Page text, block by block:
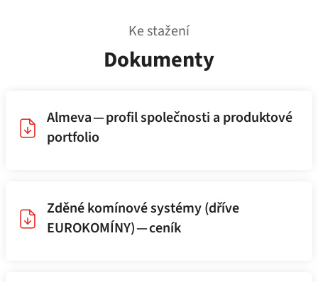
Ke stažení
Dokumenty
Almeva — profil společnosti a produktové
portfolio
Zděné komínové systémy (dříve
EUROKOMÍNY) — ceník